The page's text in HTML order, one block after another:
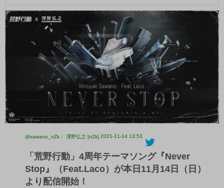
@sawano_nZk： 澤野弘之 [nZk] 2021-11-14 13:53
「荒野行動」4周年テーマソング『Never
Stop』（Feat.Laco）が本日11月14日（日）
より配信開始！